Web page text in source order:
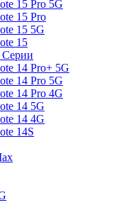
15 Pro 5G
15 Pro
15 5G
15
Серии
14 Pro+ 5G
14 Pro 5G
14 Pro 4G
14 5G
14 4G
14S